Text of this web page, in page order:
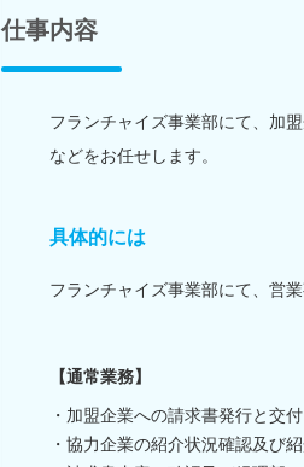
仕事内容
フランチャイズ事業部にて、加
などをお任せします。
具体的には
フランチャイズ事業部にて、営
【通常業務】
・加盟企業への請求書発行と交付
・協力企業の紹介状況確認及び